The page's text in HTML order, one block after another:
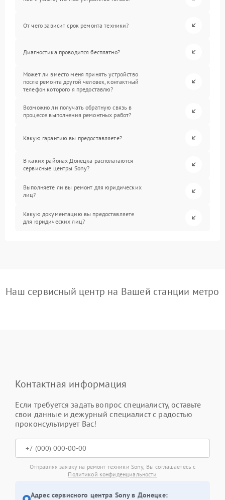
От чего зависит срок ремонта техники?
Диагностика проводится бесплатно?
Может ли вместо меня принять устройство
после ремонта другой человек, контактный
телефон которого я предоставлю?
Возможно ли получать обратную связь в
процессе выполнения ремонтных работ?
Какую гарантию вы предоставляете?
В каких районах Донецка располагаются
сервисные центры Sony?
Выполняете ли вы ремонт для юридических
лиц?
Какую документацию вы предоставляете
для юридических лиц?
Наш сервисный центр на Вашей станции метро
Контактная информация
Если требуется задать вопрос специалисту, оставьте
свои данные и дежурный специалист с радостью
проконсультирует Вас!
Отправляя заявку на ремонт техники Sony, Вы соглашаетесь с
Политикой конфиденциальности
Адрес сервисного центра Sony в Донецке: